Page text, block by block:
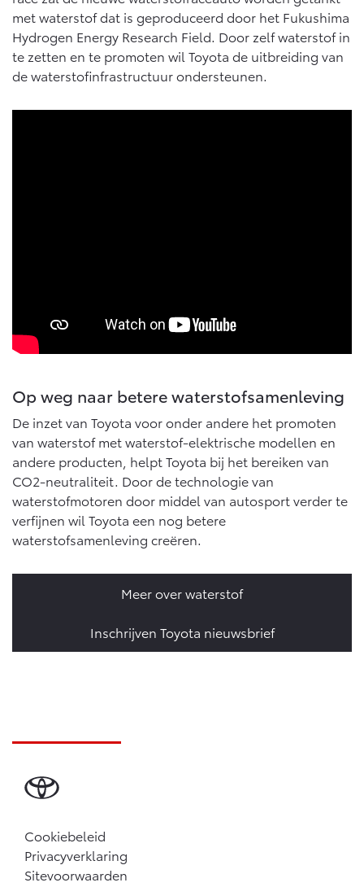
met waterstof dat is geproduceerd door het Fukushima
Hydrogen Energy Research Field. Door zelf waterstof in
te zetten en te promoten wil Toyota de uitbreiding van
de waterstofinfrastructuur ondersteunen.
Op weg naar betere waterstofsamenleving
De inzet van Toyota voor onder andere het promoten
van waterstof met waterstof-elektrische modellen en
andere producten, helpt Toyota bij het bereiken van
CO2-neutraliteit. Door de technologie van
waterstofmotoren door middel van autosport verder te
verfijnen wil Toyota een nog betere
waterstofsamenleving creëren.
Meer over waterstof
Inschrijven Toyota nieuwsbrief
Cookiebeleid
Privacyverklaring
Sitevoorwaarden